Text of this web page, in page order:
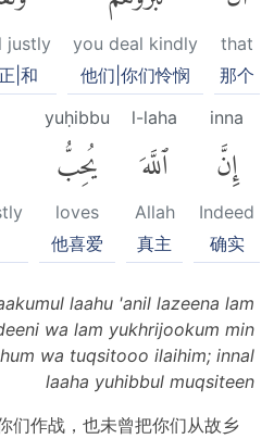
that
那个
you deal kindly
他们|你们怜悯
justly
|和
inna
إِنَّ
Indeed
确实
l-laha
ٱللَّهَ
Allah
真主
yuḥibbu
يُحِبُّ
loves
他喜爱
laahu 'anil lazeena lam
wa lam yukhrijookum min
wa tuqsitooo ilaihim; innal
laaha yuhibbul muqsiteen
们作战，也未曾把你们从故乡